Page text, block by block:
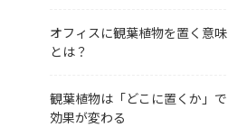
オフィスに観葉植物を置く意味
とは？
観葉植物は「どこに置くか」で
効果が変わる